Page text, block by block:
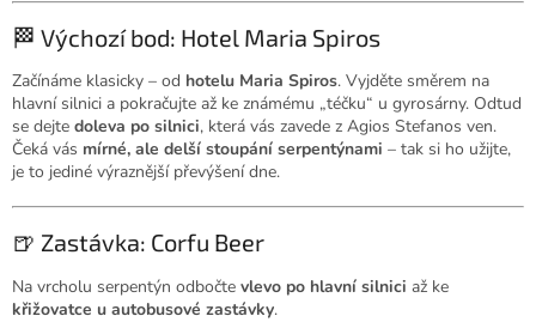
🏁 Výchozí bod: Hotel Maria Spiros
Začínáme klasicky – od hotelu Maria Spiros. Vyjděte směrem na
hlavní silnici a pokračujte až ke známému „téčku“ u gyrosárny. Odtud
se dejte doleva po silnici, která vás zavede z Agios Stefanos ven.
Čeká vás mírné, ale delší stoupání serpentýnami – tak si ho užijte,
je to jediné výraznější převýšení dne.
🍺 Zastávka: Corfu Beer
Na vrcholu serpentýn odbočte vlevo po hlavní silnici až ke
křižovatce u autobusové zastávky.